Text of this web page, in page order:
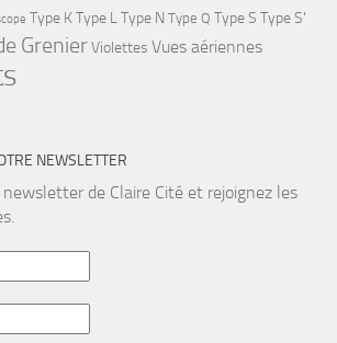
Type KType LType N Type Q Type S Type S'
GrenierViolettes Vues aériennes
NEWSLETTER
de Claire Cité et rejoignez les